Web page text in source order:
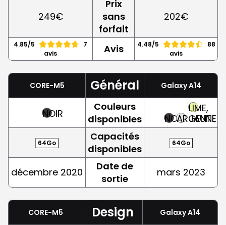
249€
Prix
sans
forfait
202€
4.85/5
7
avis
Avis 4.48/5
88
avis
CORE-M5 Général Galaxy A14
NOIR
Couleurs
disponibles
NOIRARGENT
LIME,
JAUNE
64Go
Capacités
disponibles
64Go
décembre 2020
Date de
sortie
mars 2023
CORE-M5 Design Galaxy A14